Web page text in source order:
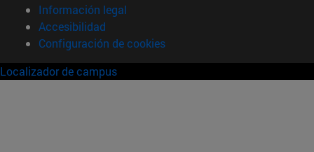
Información legal
Accesibilidad
Configuración de cookies
Localizador de campus